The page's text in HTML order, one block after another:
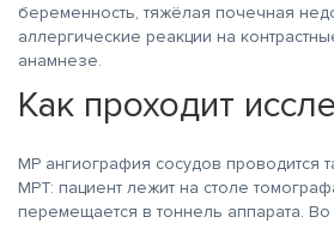
беременность, тяжёлая почечная
аллергические реакции на
анамнезе.
Как проходит
МР ангиография сосудов проводится
МРТ: пациент лежит на столе
перемещается в тоннель аппарата.